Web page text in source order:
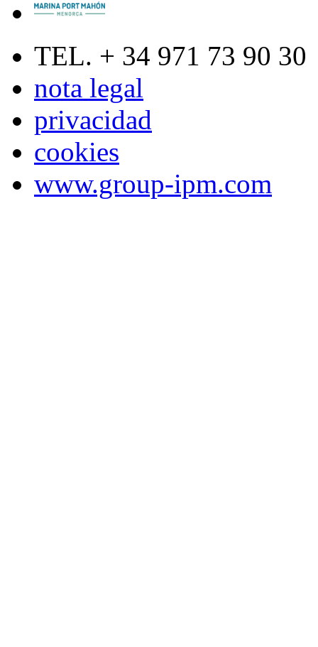
TEL. + 34 971 73 90 30
nota legal
privacidad
cookies
www.group-ipm.com